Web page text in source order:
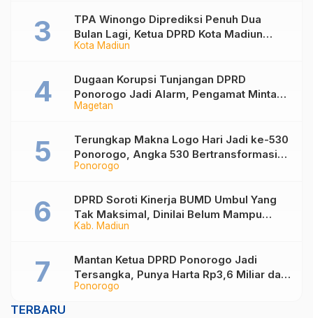
Kota Madiun
TPA Winongo Diprediksi Penuh Dua
Bulan Lagi, Ketua DPRD Kota Madiun
Desak Pemkot Percepat Penanganan
Magetan
Dugaan Korupsi Tunjangan DPRD
Ponorogo Jadi Alarm, Pengamat Minta
Magetan Perkuat Tata Kelola
Ponorogo
Terungkap Makna Logo Hari Jadi ke-530
Ponorogo, Angka 530 Bertransformasi
Jadi Sekar Kinanthi
Kab. Madiun
DPRD Soroti Kinerja BUMD Umbul Yang
Tak Maksimal, Dinilai Belum Mampu
Hasilkan PAD
Ponorogo
Mantan Ketua DPRD Ponorogo Jadi
Tersangka, Punya Harta Rp3,6 Miliar dan
Utang Rp1,4 Miliar
TERBARU